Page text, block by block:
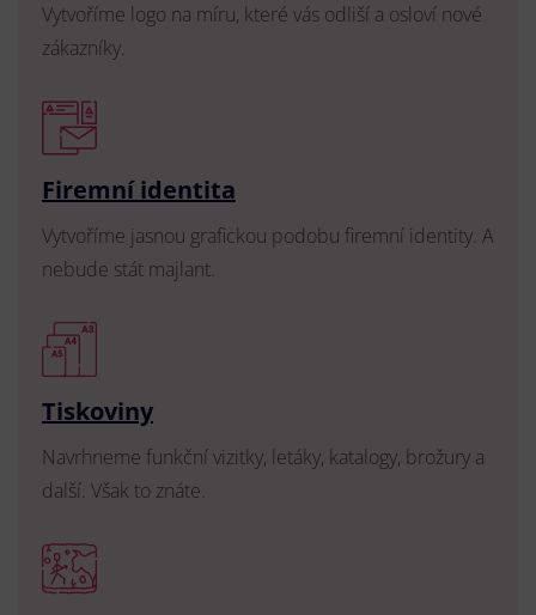
Vytvoříme logo na míru, které vás odliší a osloví nové
zákazníky.
Firemní identita
Vytvoříme jasnou grafickou podobu firemní identity. A
nebude stát majlant.
Tiskoviny
Navrhneme funkční vizitky, letáky, katalogy, brožury a
další. Však to znáte.